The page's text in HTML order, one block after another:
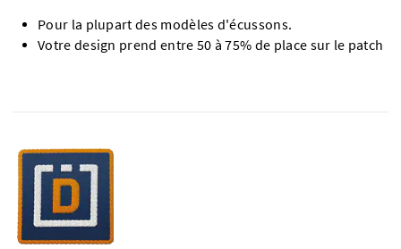
Pour la plupart des modèles d'écussons.
Votre design prend entre 50 à 75% de place sur le patch